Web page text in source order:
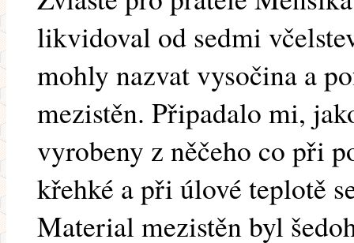
likvidoval od sedmi
mohly nazvat vysočina a
mezistěn. Připadalo mi,
vyrobeny z něčeho co při
křehké a při úlové teplotě
Material mezistěn byl